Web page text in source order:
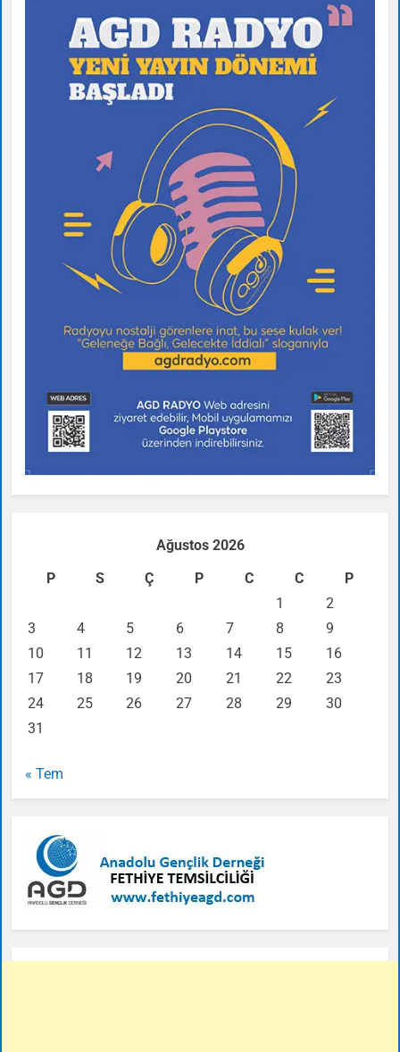
Ağustos 2026
P
S Ç P C C
P
1
2
3
4 5 6 7 8
9
10
11 12 13 14 15
16
17
18 19 20 21 22
23
24
25 26 27 28 29
30
31
« Tem